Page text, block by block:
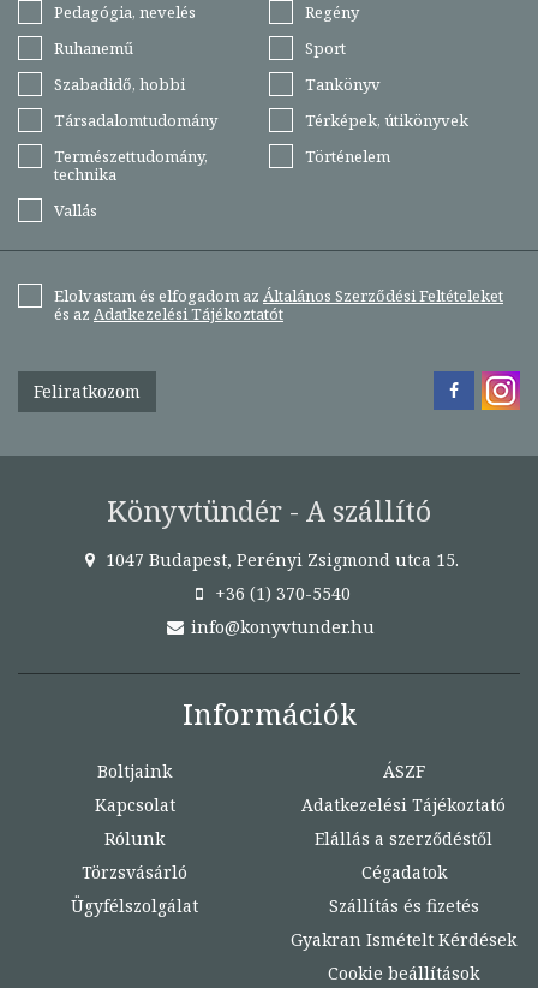
Pedagógia, nevelés
Regény
Ruhanemű
Sport
Szabadidő, hobbi
Tankönyv
Társadalomtudomány
Térképek, útikönyvek
Természettudomány,
technika
Történelem
Vallás
Elolvastam és elfogadom az Általános Szerződési Feltételeket
és az Adatkezelési Tájékoztatót
Feliratkozom
Könyvtündér - A szállító
1047 Budapest, Perényi Zsigmond utca 15.
+36 (1) 370-5540
info@konyvtunder.hu
Információk
Boltjaink
Kapcsolat
Rólunk
Törzsvásárló
Ügyfélszolgálat
ÁSZF
Adatkezelési Tájékoztató
Elállás a szerződéstől
Cégadatok
Szállítás és fizetés
Gyakran Ismételt Kérdések
Cookie beállítások